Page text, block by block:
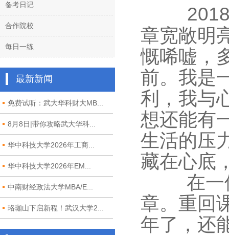
备考日记
合作院校
每日一练
最新新闻
免费试听：武大华科财大MB...
8月8日|带你攻略武大华科...
华中科技大学2026年工商...
华中科技大学2026年EM...
中南财经政法大学MBA/E...
珞珈山下启新程！武汉大学2...
章宽敞明
慨唏嘘，
前。我是
利，我与
想还能有
生活的压
藏在心底
在
章。重回
年了，还